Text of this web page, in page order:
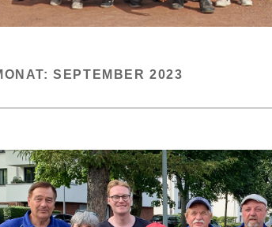
SEPTEMBER 2023